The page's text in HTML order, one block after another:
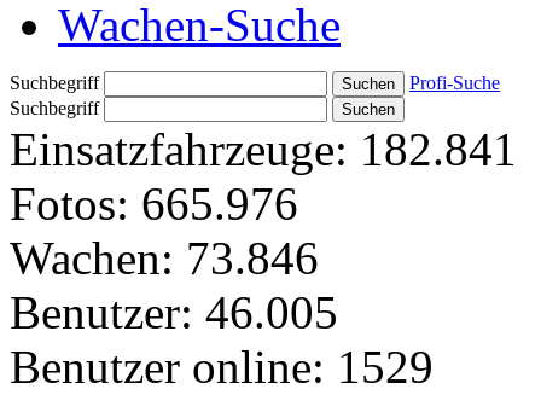
Wachen-Suche
Suchbegriff
Profi-Suche
Suchbegriff
Einsatzfahrzeuge: 182.841
Fotos: 665.976
Wachen: 73.846
Benutzer: 46.005
Benutzer online: 1529